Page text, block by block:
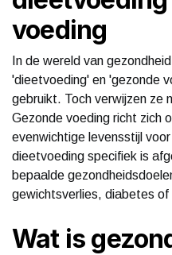
voeding
In de wereld van
'dieetvoeding' en 'gezonde
gebruikt. Toch verwijzen ze
Gezonde voeding richt zich
evenwichtige levensstijl
dieetvoeding specifiek is
bepaalde
gewichtsverlies, diabetes
Wat is